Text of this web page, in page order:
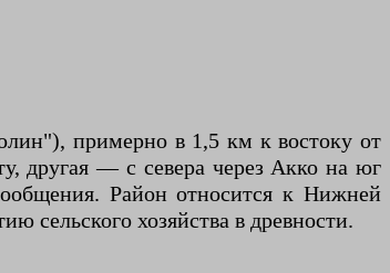
примерно в 1,5 км к востоку от
другая — с севера через Акко на юг
Район относится к Нижней
сельского хозяйства в древности.